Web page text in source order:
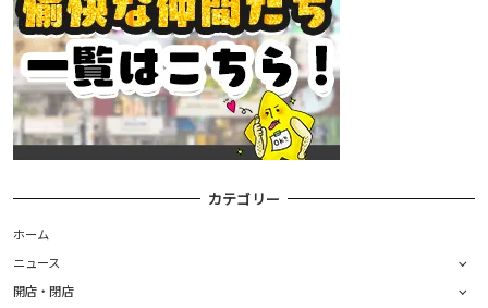
カテゴリー
ホーム
ニュース
開店・閉店